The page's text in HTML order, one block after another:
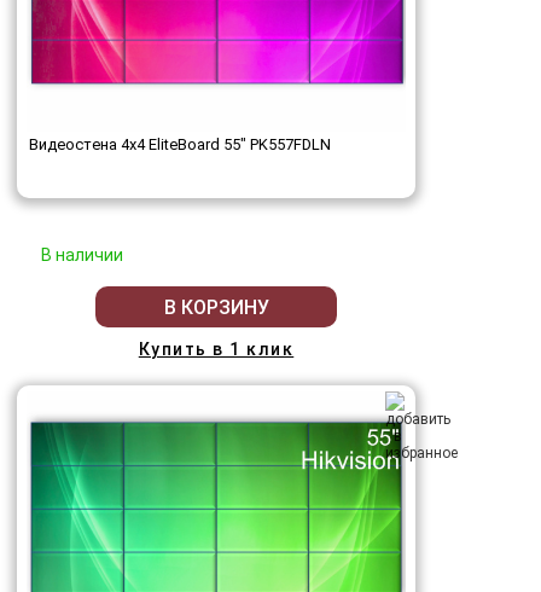
Видеостена 4x4 EliteBoard 55" PK557FDLN
В наличии
В КОРЗИНУ
Купить в 1 клик